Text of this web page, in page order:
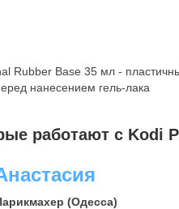
Rubber Base 35 мл -
нанесением гель-лака
работают с Kodi
(Одесса)